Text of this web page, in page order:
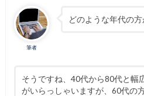
筆者
どのような年代の
そうですね、40代から80代と幅
がいらっしゃいますが、60代の